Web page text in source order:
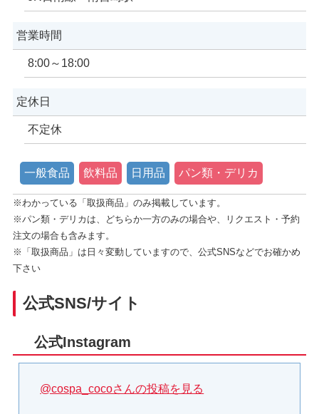
営業時間
8:00～18:00
定休日
不定休
一般食品 飲料品 日用品 パン類・デリカ
※わかっている「取扱商品」のみ掲載しています。
※パン類・デリカは、どちらか一方のみの場合や、リクエスト・予約
注文の場合も含みます。
※「取扱商品」は日々変動していますので、公式SNSなどでお確かめ
下さい
公式SNS/サイト
公式Instagram
@cospa_cocoさんの投稿を見る